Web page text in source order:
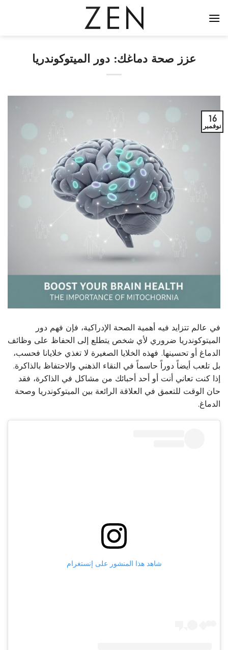
للمحتوى
عزز صحة دماغك: دور الميتوكوندريا
16
نوفمبر
في عالم تتزايد فيه أهمية الصحة الإدراكية، فإن فهم دور
الميتوكوندريا ضروري لأي شخص يتطلع إلى الحفاظ على وظائف
الدماغ أو تحسينها. فهذه الخلايا الصغيرة لا تغذي خلايانا فحسب،
بل تلعب أيضاً دوراً حاسماً في النقاء الذهني والاحتفاظ بالذاكرة.
إذا كنت تعاني أنت أو أحد أحبائك من مشاكل في الذاكرة، فقد
حان الوقت للتعمق في العلاقة الرائعة بين الميتوكوندريا وصحة
الدماغ.
شاهد هذا المنشور على إنستغرام